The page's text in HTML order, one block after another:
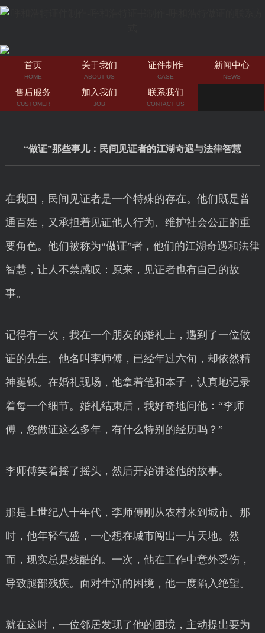
首页
HOME
关于我们
ABOUT US
证件制作
CASE
新闻中心
NEWS
售后服务
CUSTOMER
加入我们
JOB
联系我们
CONTACT US
“做证”那些事儿：民间见证者的江湖奇遇与法律智慧
在我国，民间见证者是一个特殊的存在。他们既是普
通百姓，又承担着见证他人行为、维护社会公正的重
要角色。他们被称为“做证”者，他们的江湖奇遇和法律
智慧，让人不禁感叹：原来，见证者也有自己的故
事。
记得有一次，我在一个朋友的婚礼上，遇到了一位做
证的先生。他名叫李师傅，已经年过六旬，却依然精
神矍铄。在婚礼现场，他拿着笔和本子，认真地记录
着每一个细节。婚礼结束后，我好奇地问他：“李师
傅，您做证这么多年，有什么特别的经历吗？”
李师傅笑着摇了摇头，然后开始讲述他的故事。
那是上世纪八十年代，李师傅刚从农村来到城市。那
时，他年轻气盛，一心想在城市闯出一片天地。然
而，现实总是残酷的。一次，他在工作中意外受伤，
导致腿部残疾。面对生活的困境，他一度陷入绝望。
就在这时，一位邻居发现了他的困境，主动提出要为